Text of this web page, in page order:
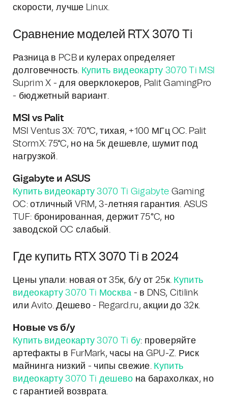
скорости, лучше Linux.
Сравнение моделей RTX 3070 Ti
Разница в PCB и кулерах определяет
долговечность. Купить видеокарту 3070 Ti MSI
Suprim X - для оверклокеров, Palit GamingPro
- бюджетный вариант.
MSI vs Palit
MSI Ventus 3X: 70°C, тихая, +100 МГц OC. Palit
StormX: 75°C, но на 5к дешевле, шумит под
нагрузкой.
Gigabyte и ASUS
Купить видеокарту 3070 Ti Gigabyte Gaming
OC: отличный VRM, 3-летняя гарантия. ASUS
TUF: бронированная, держит 75°C, но
заводской OC слабый.
Где купить RTX 3070 Ti в 2024
Цены упали: новая от 35к, б/у от 25к. Купить
видеокарту 3070 Ti Москва - в DNS, Citilink
или Avito. Дешево - Regard.ru, акции до 32к.
Новые vs б/у
Купить видеокарту 3070 Ti бу: проверяйте
артефакты в FurMark, часы на GPU-Z. Риск
майнинга низкий - чипы свежие. Купить
видеокарту 3070 Ti дешево на барахолках, но
с гарантией возврата.